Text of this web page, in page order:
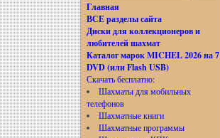
Главная
ВСЕ разделы сайта
Диски для коллекционеров и
любителей шахмат
Каталог марок MICHEL 2026 на 7
DVD (или Flash USB)
Скачать бесплатно:
Шахматы для мобильных
телефонов
Шахматные книги
Шахматные программы